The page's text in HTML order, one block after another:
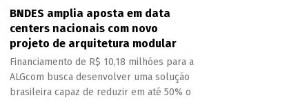
BNDES amplia aposta em data
centers nacionais com novo
projeto de arquitetura modular
Financiamento de R$ 10,18 milhões para a
ALGcom busca desenvolver uma solução
brasileira capaz de reduzir em até 50% o